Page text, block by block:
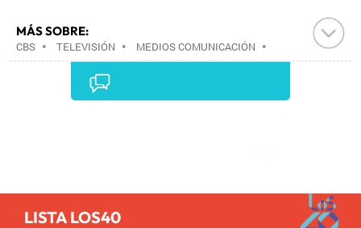
MÁS SOBRE:
CBS • TELEVISIÓN • MEDIOS COMUNICACIÓN •
COMUNICACIÓN•
LISTA LOS40